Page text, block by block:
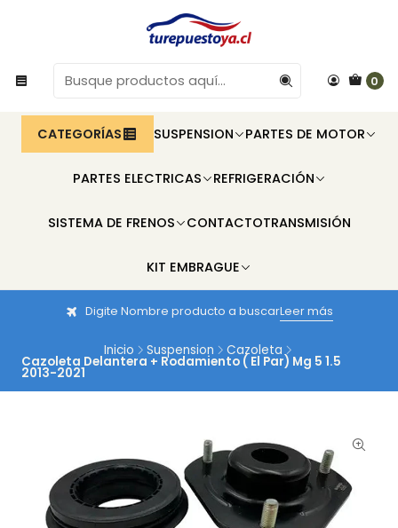
0
CATEGORÍAS SUSPENSION PARTES DE MOTOR
PARTES ELECTRICAS REFRIGERACIÓN
SISTEMA DE FRENOS CONTACTOTRANSMISIÓN
KIT EMBRAGUE
Digite Nombre producto a buscarLeer más
Inicio Suspension Cazoleta
Cazoleta Delantera + Rodamiento ( El Par) Mg 5 1.5
2013-2021